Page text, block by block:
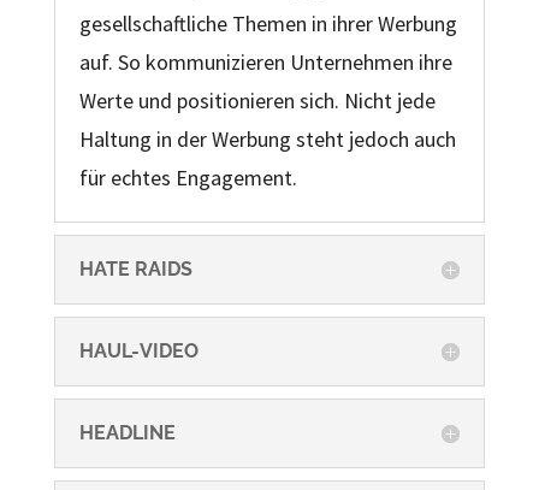
gesellschaftliche Themen in ihrer Werbung
auf. So kommunizieren Unternehmen ihre
Werte und positionieren sich. Nicht jede
Haltung in der Werbung steht jedoch auch
für echtes Engagement.
HATE RAIDS
HAUL-VIDEO
HEADLINE